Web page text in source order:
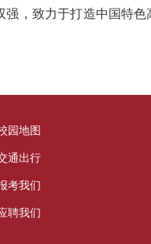
，致力于打造中国特
园地图
通出行
考我们
聘我们